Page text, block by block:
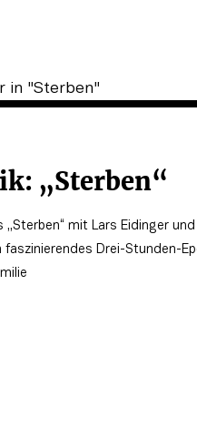
„Sterben“
„Sterben“ mit Lars Eidinger
faszinierendes Drei-Stunden-